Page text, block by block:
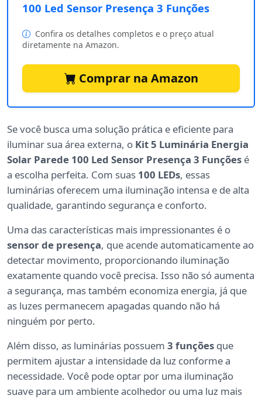
100 Led Sensor Presença 3 Funções
Confira os detalhes completos e o preço atual
diretamente na Amazon.
Comprar na Amazon
Se você busca uma solução prática e eficiente para
iluminar sua área externa, o Kit 5 Luminária Energia
Solar Parede 100 Led Sensor Presença 3 Funções é
a escolha perfeita. Com suas 100 LEDs, essas
luminárias oferecem uma iluminação intensa e de alta
qualidade, garantindo segurança e conforto.
Uma das características mais impressionantes é o
sensor de presença, que acende automaticamente ao
detectar movimento, proporcionando iluminação
exatamente quando você precisa. Isso não só aumenta
a segurança, mas também economiza energia, já que
as luzes permanecem apagadas quando não há
ninguém por perto.
Além disso, as luminárias possuem 3 funções que
permitem ajustar a intensidade da luz conforme a
necessidade. Você pode optar por uma iluminação
suave para um ambiente acolhedor ou uma luz mais